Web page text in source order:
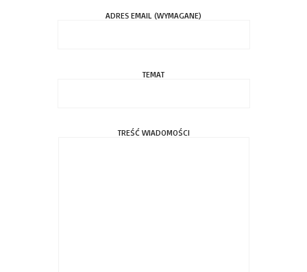
ADRES EMAIL (WYMAGANE)
TEMAT
TREŚĆ WIADOMOŚCI